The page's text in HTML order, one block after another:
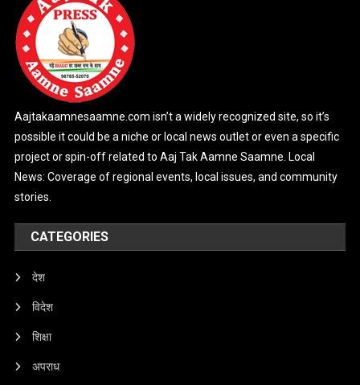
Aajtakaamnesaamne.com isn’t a widely recognized site, so it’s
possible it could be a niche or local news outlet or even a specific
project or spin-off related to Aaj Tak Aamne Saamne. Local
News: Coverage of regional events, local issues, and community
stories.
CATEGORIES
देश
विदेश
शिक्षा
अपराध